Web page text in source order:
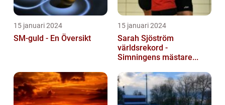
15 januari 2024
SM-guld - En Översikt
15 januari 2024
Sarah Sjöström
världsrekord -
Simningens mästare...